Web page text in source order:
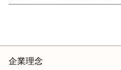
企業理念